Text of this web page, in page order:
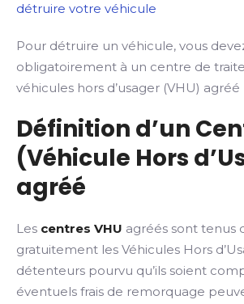
détruire votre véhicule
Pour détruire un véhicule, vous
obligatoirement à un centre de
véhicules hors d’usager (VHU)
Définition d’un
(Véhicule Hors
agréé
Les centres VHU agréés sont tenus
gratuitement les Véhicules Hors
détenteurs pourvu qu’ils soient
éventuels frais de remorquage